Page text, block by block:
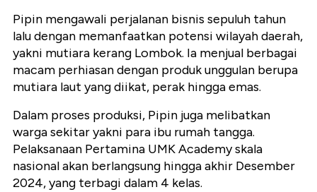
Pipin mengawali perjalanan bisnis sepuluh tahun
lalu dengan memanfaatkan potensi wilayah daerah,
yakni mutiara kerang Lombok. Ia menjual berbagai
macam perhiasan dengan produk unggulan berupa
mutiara laut yang diikat, perak hingga emas.
Dalam proses produksi, Pipin juga melibatkan
warga sekitar yakni para ibu rumah tangga.
Pelaksanaan Pertamina UMK Academy skala
nasional akan berlangsung hingga akhir Desember
2024, yang terbagi dalam 4 kelas.